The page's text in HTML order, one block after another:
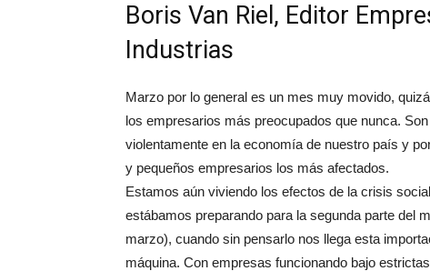
Boris Van Riel, Editor
Industrias
Marzo por lo general es un mes muy movido,
los empresarios más preocupados que nunca.
violentamente en la economía de nuestro país y
y pequeños empresarios los más afectados.
Estamos aún viviendo los efectos de la crisis
estábamos preparando para la segunda parte del
marzo), cuando sin pensarlo nos llega esta
máquina. Con empresas funcionando bajo